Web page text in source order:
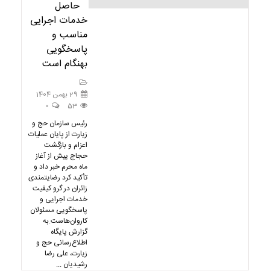
حاصل
خدمات اجرایی
مناسب و
پاسخگویی
بهنگام است
29 بهمن 1404
53
0
رئیس سازمان حج و
زیارت از پایان عملیات
اعزام و بازگشت
حجاج پیش از آغاز
ماه محرم خبر داد و
تأکید کرد رضایتمندی
زائران در گرو کیفیت
خدمات اجرایی و
پاسخگویی مسئولان
کاروان‌هاست.به
گزارش پایگاه
اطلاع‌رسانی حج و
زیارت، علی رضا
رشیدیان ...